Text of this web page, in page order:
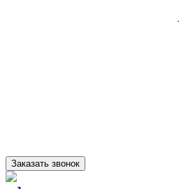
Заказать звонок